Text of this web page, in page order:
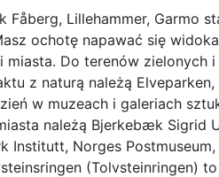
Lillehammer, Garmo
ochotę napawać się
Do terenów zielonych
z naturą należą
w muzeach i galeriach
należą Bjerkebæk Sigrid
Institutt, Norges
(Tolvsteinringen)